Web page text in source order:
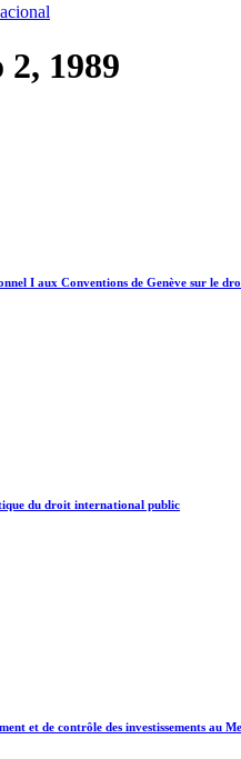
1989
I aux Conventions de Genève sur le
du droit international public
et de contrôle des investissements au